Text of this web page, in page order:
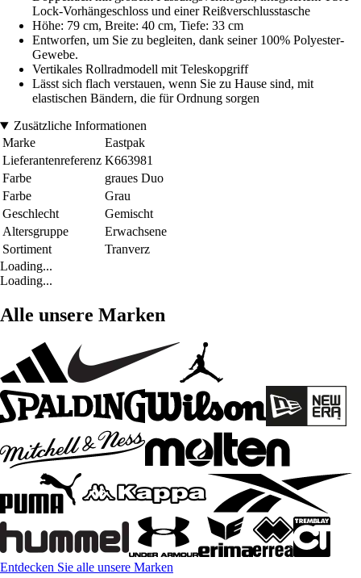
Lock-Vorhängeschloss und einer Reißverschlusstasche
Höhe: 79 cm, Breite: 40 cm, Tiefe: 33 cm
Entworfen, um Sie zu begleiten, dank seiner 100% Polyester-
Gewebe.
Vertikales Rollradmodell mit Teleskopgriff
Lässt sich flach verstauen, wenn Sie zu Hause sind, mit
elastischen Bändern, die für Ordnung sorgen
Zusätzliche Informationen
Marke
Eastpak
Lieferantenreferenz K663981
Farbe
graues Duo
Farbe
Grau
Geschlecht
Gemischt
Altersgruppe
Erwachsene
Sortiment
Tranverz
Loading...
Loading...
Alle unsere Marken
Entdecken Sie alle unsere Marken